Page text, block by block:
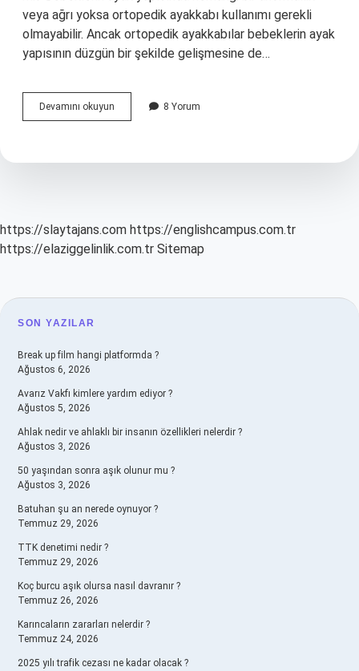
veya ağrı yoksa ortopedik ayakkabı kullanımı gerekli
olmayabilir. Ancak ortopedik ayakkabılar bebeklerin ayak
yapısının düzgün bir şekilde gelişmesine de…
Devamını okuyun
Ayakkabının
Nasıl
8 Yorum
https://slaytajans.com https://englishcampus.com.tr
https://elaziggelinlik.com.tr Sitemap
SIDEBAR
SON YAZILAR
Break up film hangi platformda ?
Ağustos 6, 2026
Avarız Vakfı kimlere yardım ediyor ?
Ağustos 5, 2026
Ahlak nedir ve ahlaklı bir insanın özellikleri nelerdir ?
Ağustos 3, 2026
50 yaşından sonra aşık olunur mu ?
Ağustos 3, 2026
Batuhan şu an nerede oynuyor ?
Temmuz 29, 2026
TTK denetimi nedir ?
Temmuz 29, 2026
Koç burcu aşık olursa nasıl davranır ?
Temmuz 26, 2026
Karıncaların zararları nelerdir ?
Temmuz 24, 2026
2025 yılı trafik cezası ne kadar olacak ?